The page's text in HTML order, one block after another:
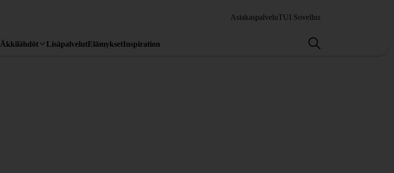
AsiakaspalveluTUI Sovellus
Äkkilähdöt LisäpalvelutElämyksetInspiration